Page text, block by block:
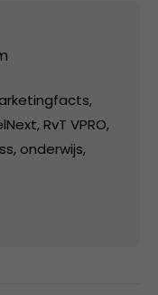
RvT VPRO,
onderwijs,